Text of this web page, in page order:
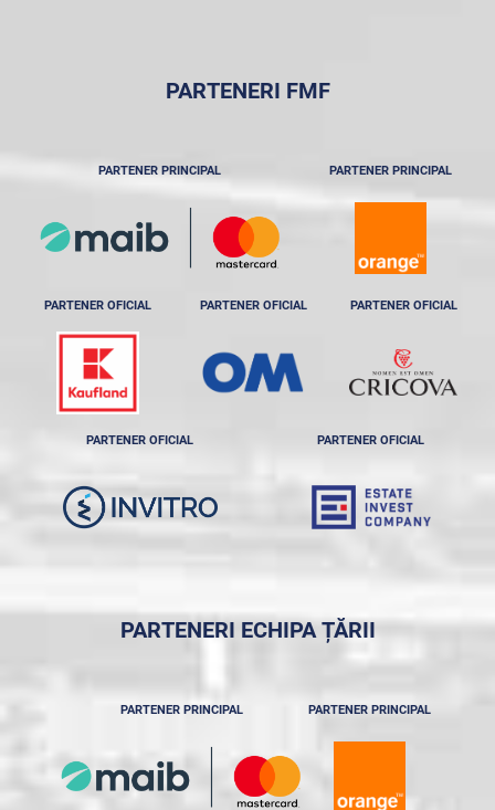
PARTENERI FMF
PARTENER PRINCIPAL PARTENER PRINCIPAL
PARTENER OFICIAL PARTENER OFICIAL PARTENER OFICIAL
PARTENER OFICIAL PARTENER OFICIAL
PARTENERI ECHIPA ȚĂRII
PARTENER PRINCIPAL PARTENER PRINCIPAL